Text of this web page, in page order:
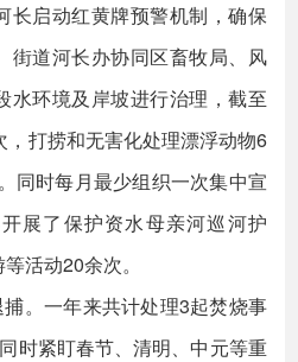
长启动红黄牌预警机制，确保
街道河长办协同区畜牧局、风
水环境及岸坡进行治理，截至
，打捞和无害化处理漂浮动物6
同时每月最少组织一次集中宣
展了保护资水母亲河巡河护
活动20余次。
。一年来共计处理3起焚烧事
时紧盯春节、清明、中元等重